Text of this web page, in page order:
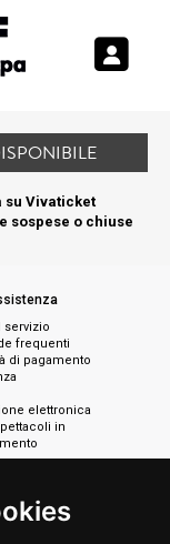
su Vivaticket
sospese o chiuse
servizio
frequenti
di pagamento
elettronica
in